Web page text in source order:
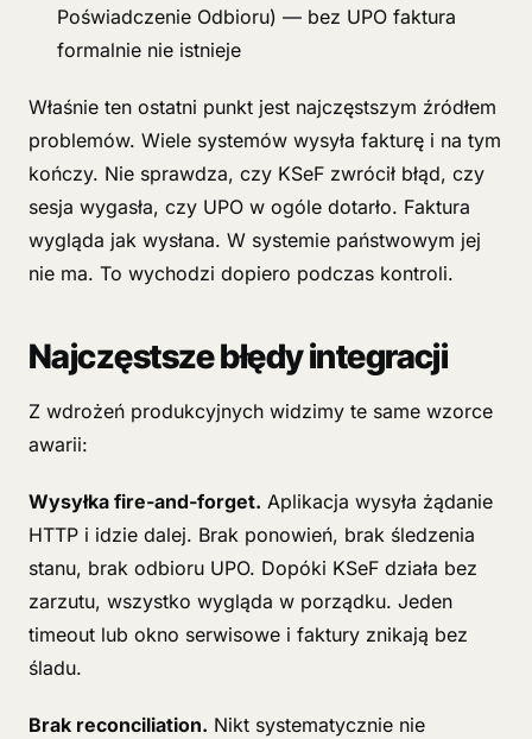
Poświadczenie Odbioru) — bez UPO faktura
formalnie nie istnieje
Właśnie ten ostatni punkt jest najczęstszym źródłem
problemów. Wiele systemów wysyła fakturę i na tym
kończy. Nie sprawdza, czy KSeF zwrócił błąd, czy
sesja wygasła, czy UPO w ogóle dotarło. Faktura
wygląda jak wysłana. W systemie państwowym jej
nie ma. To wychodzi dopiero podczas kontroli.
Najczęstsze błędy integracji
Z wdrożeń produkcyjnych widzimy te same wzorce
awarii:
Wysyłka fire-and-forget. Aplikacja wysyła żądanie
HTTP i idzie dalej. Brak ponowień, brak śledzenia
stanu, brak odbioru UPO. Dopóki KSeF działa bez
zarzutu, wszystko wygląda w porządku. Jeden
timeout lub okno serwisowe i faktury znikają bez
śladu.
Brak reconciliation. Nikt systematycznie nie